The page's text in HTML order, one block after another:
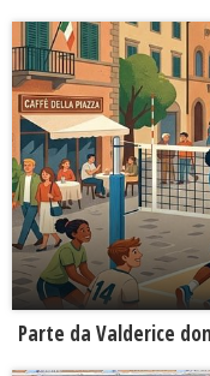
Parte da Valderice